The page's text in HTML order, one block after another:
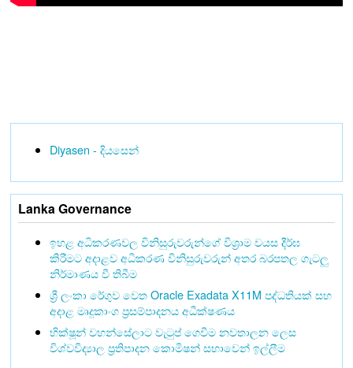
Diyasen - දියසෙන්
Lanka Governance
ඉහළ අධිකරණවල විනිසුරුවරුන්ගේ විශ්‍රාම වයස දීර්ඝ
කිරීමට අදාළව අධිකරණ විනිසුරුවරුන් අතර බරපතල ගැටලු
නිර්මාණය වී තිබීම
ශ්‍රී ලංකා රේගුව වෙත Oracle Exadata X11M පද්ධතියක් සහ
අදාළ මෘදුකාංග ප්‍රසම්පාදනය අධීක්ෂණය
භික්ෂූන් වහන්සේලාට වැටුප් ගෙවීම නවතාලන ලෙස
විශ්වවිද්‍යාල ප්‍රතිපාදන කොමිෂන් සභාවෙන් ඉල්ලීම